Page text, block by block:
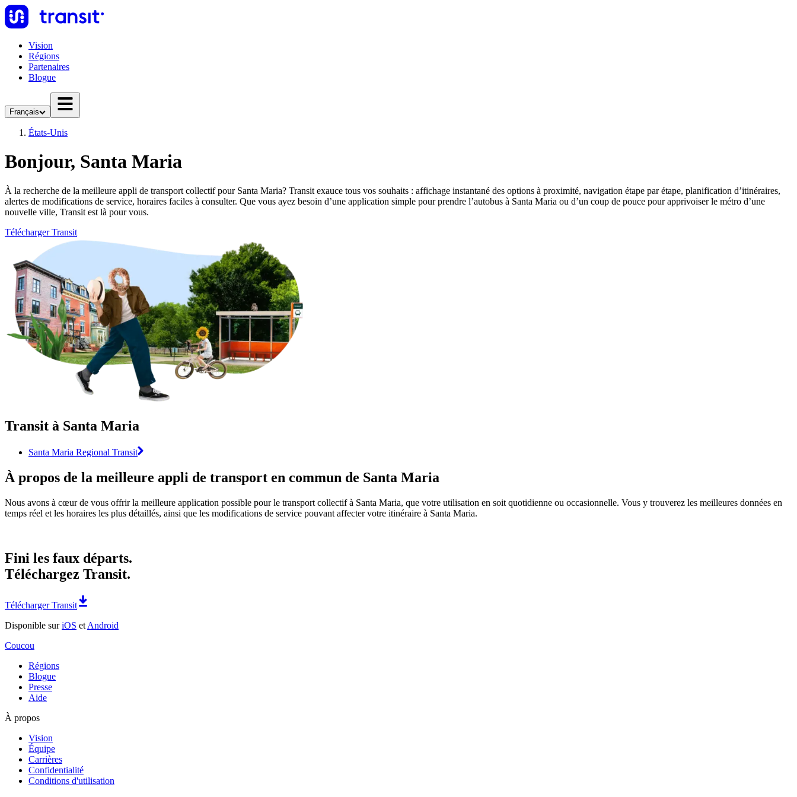
Vision
Régions
Partenaires
Blogue
Français
États-Unis
Bonjour, Santa Maria
À la recherche de la meilleure appli de transport collectif pour Santa Maria? Transit exauce tous vos souhaits : affichage instantané des options à proximité, navigation étape par étape, planification d’itinéraires,
alertes de modifications de service, horaires faciles à consulter. Que vous ayez besoin d’une application simple pour prendre l’autobus à Santa Maria ou d’un coup de pouce pour apprivoiser le métro d’une
nouvelle ville, Transit est là pour vous.
Télécharger Transit
Transit à Santa Maria
Santa Maria Regional Transit
À propos de la meilleure appli de transport en commun de Santa Maria
Nous avons à cœur de vous offrir la meilleure application possible pour le transport collectif à Santa Maria, que votre utilisation en soit quotidienne ou occasionnelle. Vous y trouverez les meilleures données en
temps réel et les horaires les plus détaillés, ainsi que les modifications de service pouvant affecter votre itinéraire à Santa Maria.
Fini les faux départs.
Téléchargez Transit.
Télécharger Transit
Disponible suriOS et Android
Coucou
Régions
Blogue
Presse
Aide
À propos
Vision
Équipe
Carrières
Confidentialité
Conditions d'utilisation